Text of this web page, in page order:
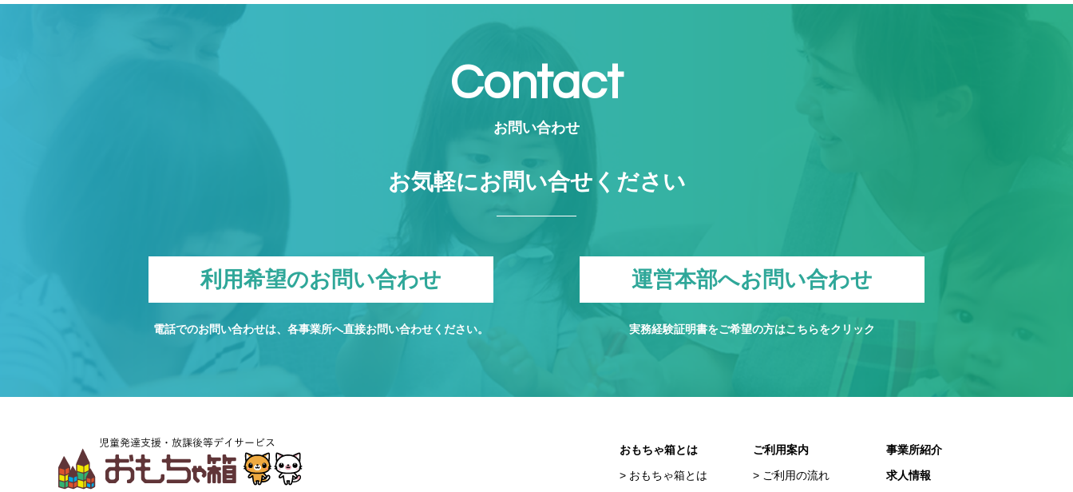
Contact
お問い合わせ
お気軽にお問い合せください
利用希望のお問い合わせ
電話でのお問い合わせは、各事業所へ直接お問い合わせください。
運営本部へお問い合わせ
実務経験証明書をご希望の方はこちらをクリック
おもちゃ箱とは
おもちゃ箱とは
ご利用案内
ご利用の流れ
事業所紹介
求人情報